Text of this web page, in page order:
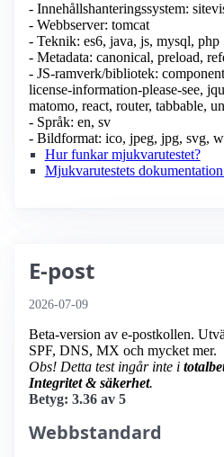
- Innehållshanteringssystem:
- Webbserver: tomcat
- Teknik: es6, java, js, mysql, php
- Metadata: canonical, preload,
- JS-ramverk/bibliotek:
license-information-please-see,
matomo, react, router, tabbable,
- Språk: en, sv
- Bildformat: ico, jpeg, jpg, svg,
Hur funkar mjukvarutestet?
Mjukvarutestets
E-post
2026-07-09
Beta-version av e-postkollen.
SPF, DNS, MX och mycket mer.
Obs! Detta test ingår inte i
Integritet & säkerhet.
Betyg: 3.36 av 5
Webbstandard